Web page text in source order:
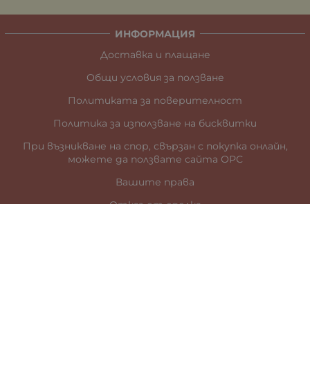
ИНФОРМАЦИЯ
Доставка и плащане
Общи условия за ползване
Политиката за поверителност
Политика за използване на бисквитки
При възникване на спор, свързан с покупка онлайн,
можете да ползвате сайта ОРС
Вашите права
Отказ от сделка